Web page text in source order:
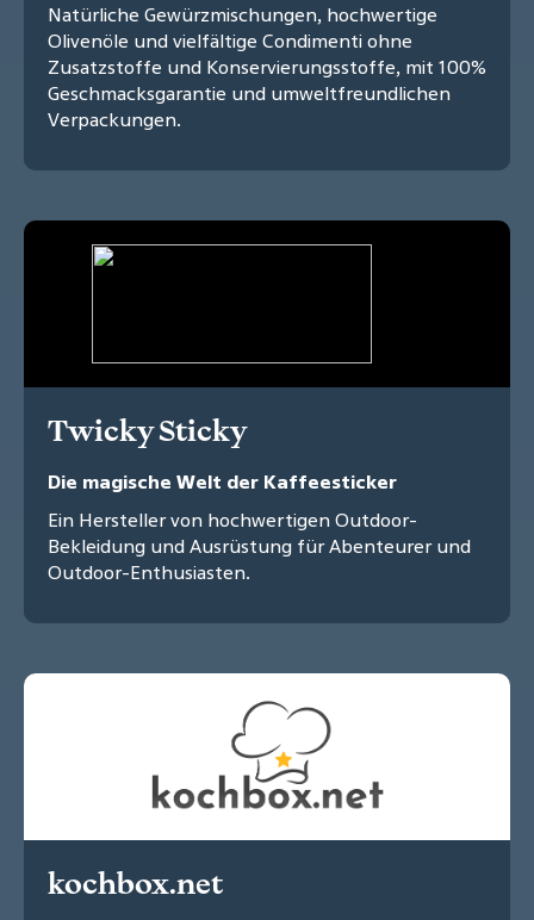
Natürliche Gewürzmischungen, hochwertige
Olivenöle und vielfältige Condimenti ohne
Zusatzstoffe und Konservierungsstoffe, mit 100%
Geschmacksgarantie und umweltfreundlichen
Verpackungen.
Twicky Sticky
Die magische Welt der Kaffeesticker
Ein Hersteller von hochwertigen Outdoor-
Bekleidung und Ausrüstung für Abenteurer und
Outdoor-Enthusiasten.
kochbox.net